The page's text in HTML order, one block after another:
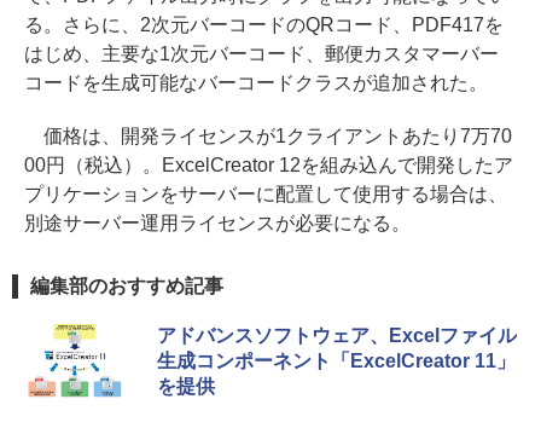
る。さらに、2次元バーコードのQRコード、PDF417を
はじめ、主要な1次元バーコード、郵便カスタマーバー
コードを生成可能なバーコードクラスが追加された。
価格は、開発ライセンスが1クライアントあたり7万70
00円（税込）。ExcelCreator 12を組み込んで開発したア
プリケーションをサーバーに配置して使用する場合は、
別途サーバー運用ライセンスが必要になる。
編集部のおすすめ記事
アドバンスソフトウェア、Excelファイル
生成コンポーネント「ExcelCreator 11」
を提供